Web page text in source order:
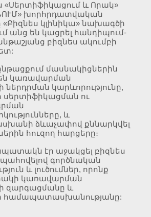
«Սերտիֆիկացում և Որակ»
խորհրդատվական
«Բիզնես կլինիկա» նախագծի
անց են կացրել հանդիպում-
բիզնես ակումբի
մասնակիցներին
կառավարման
կարևորությունը,
ու
և
ձևաչափով քննարկվել
հուզող հարցերը։
էր աջակցել բիզնես
գործնական
և լուծումներ, որոնք
կառավարման
զարգացմանը և
համապատասխանությանը: